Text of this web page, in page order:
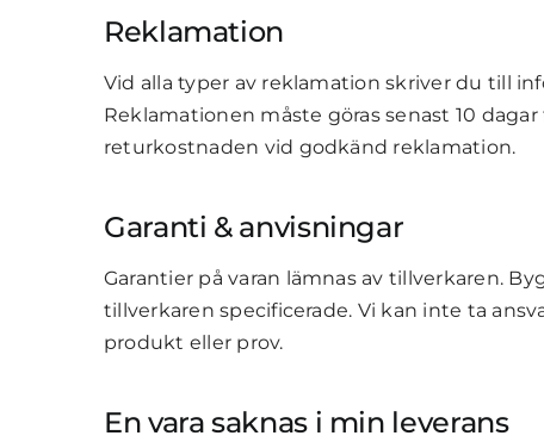
Reklamation
Vid alla typer av reklamation skriver du till
Reklamationen måste göras senast 10
returkostnaden vid godkänd reklamation.
Garanti & anvisningar
Garantier på varan lämnas av tillverkaren.
tillverkaren specificerade. Vi kan inte ta
produkt eller prov.
En vara saknas i min leverans